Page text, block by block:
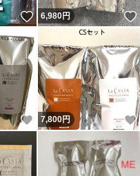
いいね！
6,980円
いいね！
7,800円